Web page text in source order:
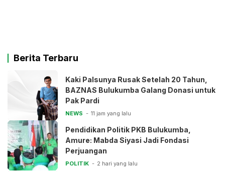
Berita Terbaru
Kaki Palsunya Rusak Setelah 20 Tahun,
BAZNAS Bulukumba Galang Donasi untuk
Pak Pardi
NEWS 11 jam yang lalu
Pendidikan Politik PKB Bulukumba,
Amure: Mabda Siyasi Jadi Fondasi
Perjuangan
POLITIK 2 hari yang lalu